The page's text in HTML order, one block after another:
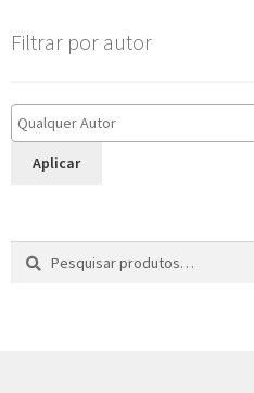
Filtrar por autor
Aplicar
Pesquisar